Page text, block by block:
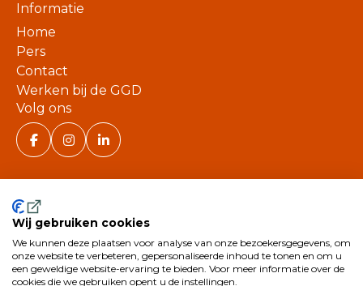
Informatie
Home
Pers
Contact
Werken bij de GGD
Volg ons
©
2026
Wij gebruiken cookies
We kunnen deze plaatsen voor analyse van onze bezoekersgegevens, om
onze website te verbeteren, gepersonaliseerde inhoud te tonen en om u
een geweldige website-ervaring te bieden. Voor meer informatie over de
cookies die we gebruiken opent u de instellingen.